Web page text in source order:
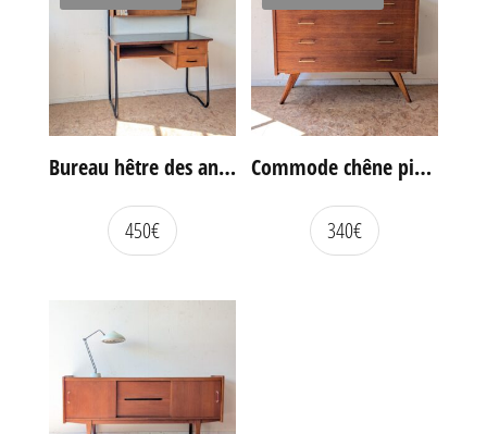
Bureau hêtre des années 60
450€
Commode chêne pieds compas vintage
340€